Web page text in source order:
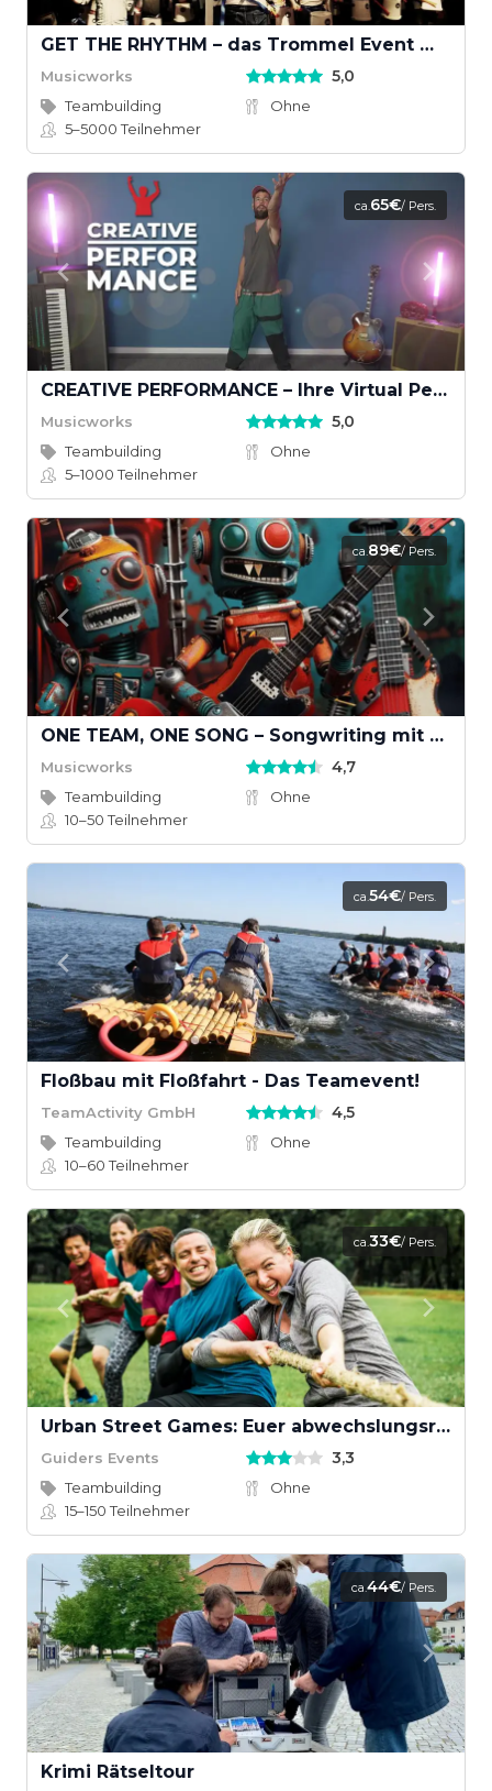
GET THE RHYTHM – das Trommel Event mit Groove
Musicworks 5,0
Teambuilding
Ohne
5–5000Teilnehmer
ca.65€/ Pers.
CREATIVE PERFORMANCE – Ihre Virtual Performance mit Musikvideodreh
Musicworks 5,0
Teambuilding
Ohne
5–1000Teilnehmer
ca.89€/ Pers.
ONE TEAM, ONE SONG – Songwriting mit KI und echten Instrumenten
Musicworks 4,7
Teambuilding
Ohne
10–50Teilnehmer
ca.54€/ Pers.
Floßbau mit Floßfahrt - Das Teamevent!
TeamActivity GmbH 4,5
Teambuilding
Ohne
10–60Teilnehmer
ca.33€/ Pers.
Urban Street Games: Euer abwechslungsreiches Teamevent
Guiders Events 3,3
Teambuilding
Ohne
15–150Teilnehmer
ca.44€/ Pers.
Krimi Rätseltour